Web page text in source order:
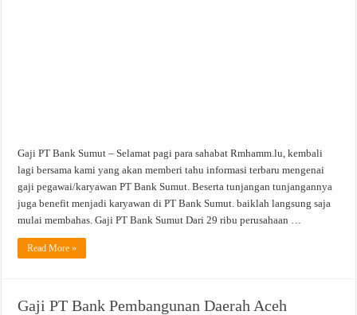
Gaji PT Bank Sumut – Selamat pagi para sahabat Rmhamm.lu, kembali
lagi bersama kami yang akan memberi tahu informasi terbaru mengenai
gaji pegawai/karyawan PT Bank Sumut. Beserta tunjangan tunjangannya
juga benefit menjadi karyawan di PT Bank Sumut. baiklah langsung saja
mulai membahas. Gaji PT Bank Sumut Dari 29 ribu perusahaan …
Read More »
Gaji PT Bank Pembangunan Daerah Aceh